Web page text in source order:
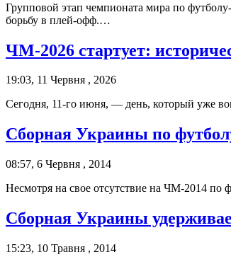
Групповой этап чемпионата мира по
борьбу в плей-офф.…
ЧМ-2026 стартует:
19:03, 11 Червня , 2026
Сегодня, 11-го июня, — день, который уже
Сборная Украины по
08:57, 6 Червня , 2014
Несмотря на свое отсутствие на ЧМ-2014 по
Сборная Украины
15:23, 10 Травня , 2014